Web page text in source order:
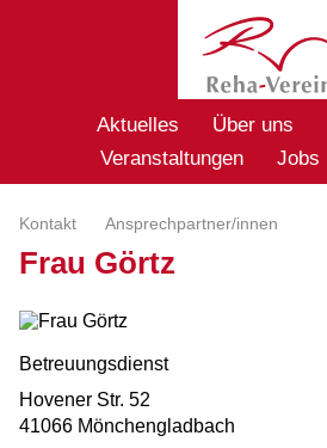
Aktuelles Über uns
Veranstaltungen
Jobs
Kontakt Ansprechpartner/innen
Frau Görtz
Betreuungsdienst
Hovener Str. 52
41066 Mönchengladbach